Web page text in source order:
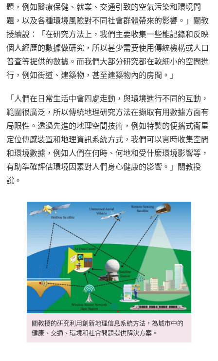
題，例如醫療保健、就業、交通引致的空氣污染和環境問
題，以及各種環境風險對不同社會群體帶來的影響。」關教
授續說：「在研究方法上，我們主要收集一些能記錄和反映
個人經歷的數據做研究，所以甚少需要使用傳統機構或人口
普查等提供的數據。而我們大部分研究都在較細小的空間進
行，例如街道、建築物，甚至建築物內的房間。」
「人們在日常生活中會四處走動，與環境進行不同的互動，
範圍很廣泛，所以傳統地理研究方法在擷取有用數據方面有
局限性。透過先進的地理空間技術，例如特製的便攜式衞星
定位傳感裝置和地理資訊系統方式，我們可以實時收集空間
和環境數據，例如人們在何時、何地和受什麼環境影響等，
有助準確評估環境因素對人們身心健康的影響。」關教授
說。
關教授的研究利用創新地理信息系統方法，為城市中的
健康、交通、環境和社會問題提供解決方案。